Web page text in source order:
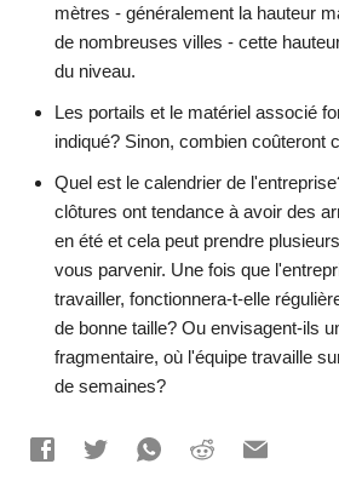
mètres - généralement la hauteur
de nombreuses villes - cette
du niveau.
Les portails et le matériel associé
indiqué? Sinon, combien coûteront
Quel est le calendrier de
clôtures ont tendance à avoir des
en été et cela peut prendre
vous parvenir. Une fois que
travailler, fonctionnera-t-elle
de bonne taille? Ou envisagent-ils
fragmentaire, où l'équipe travaille
de semaines?